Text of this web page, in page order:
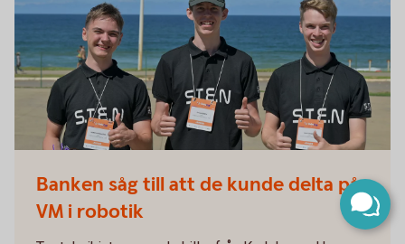
Banken såg till att de kunde delta på
VM i robotik